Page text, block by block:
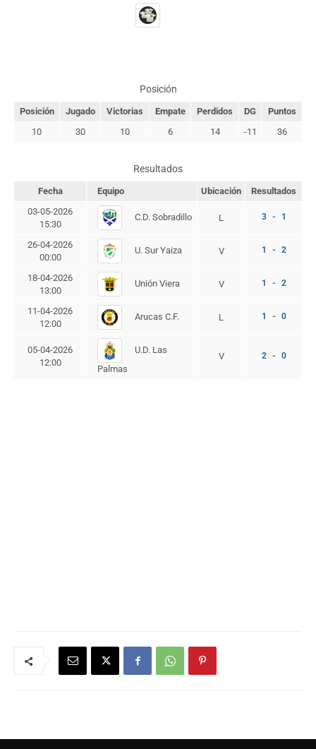
Posición
Posición Jugado Victorias Empate Perdidos DG
Puntos
10
30 10 6 14 -11 36
Resultados
Fecha Equipo Ubicación
Resultados
03-05-2026
15:30
C.D. Sobradillo L 3 - 1
26-04-2026
00:00
U. Sur Yaiza V 1 - 2
18-04-2026
13:00
Unión Viera V 1 - 2
11-04-2026
12:00
Arucas C.F. L 1 - 0
05-04-2026
12:00
U.D. Las
Palmas
V 2 - 0